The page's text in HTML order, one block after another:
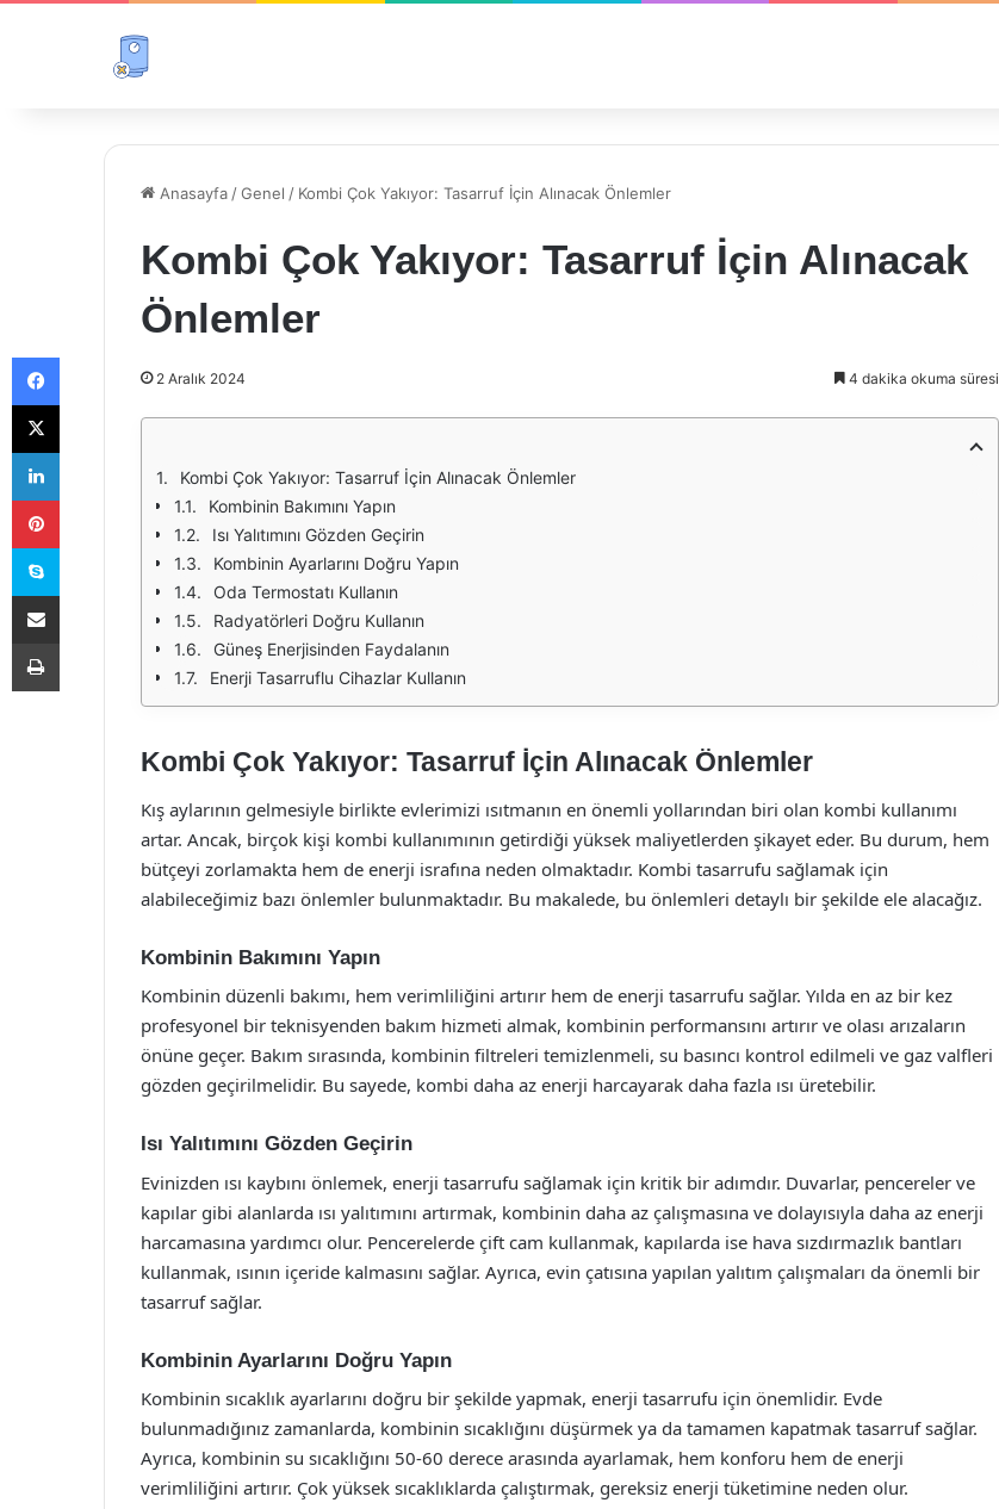
Anasayfa /Genel / Kombi Çok Yakıyor: Tasarruf İçin Alınacak Önlemler
Kombi Çok Yakıyor: Tasarruf İçin Alınacak
Önlemler
2 Aralık 2024 4 dakika okuma süresi
Kombi Çok Yakıyor: Tasarruf İçin Alınacak Önlemler
Kombinin Bakımını Yapın
Isı Yalıtımını Gözden Geçirin
Kombinin Ayarlarını Doğru Yapın
Oda Termostatı Kullanın
Radyatörleri Doğru Kullanın
Güneş Enerjisinden Faydalanın
Enerji Tasarruflu Cihazlar Kullanın
Kombi Çok Yakıyor: Tasarruf İçin Alınacak Önlemler
Kış aylarının gelmesiyle birlikte evlerimizi ısıtmanın en önemli yollarından biri olan kombi kullanımı
artar. Ancak, birçok kişi kombi kullanımının getirdiği yüksek maliyetlerden şikayet eder. Bu durum, hem
bütçeyi zorlamakta hem de enerji israfına neden olmaktadır. Kombi tasarrufu sağlamak için
alabileceğimiz bazı önlemler bulunmaktadır. Bu makalede, bu önlemleri detaylı bir şekilde ele alacağız.
Kombinin Bakımını Yapın
Kombinin düzenli bakımı, hem verimliliğini artırır hem de enerji tasarrufu sağlar. Yılda en az bir kez
profesyonel bir teknisyenden bakım hizmeti almak, kombinin performansını artırır ve olası arızaların
önüne geçer. Bakım sırasında, kombinin filtreleri temizlenmeli, su basıncı kontrol edilmeli ve gaz valfleri
gözden geçirilmelidir. Bu sayede, kombi daha az enerji harcayarak daha fazla ısı üretebilir.
Isı Yalıtımını Gözden Geçirin
Evinizden ısı kaybını önlemek, enerji tasarrufu sağlamak için kritik bir adımdır. Duvarlar, pencereler ve
kapılar gibi alanlarda ısı yalıtımını artırmak, kombinin daha az çalışmasına ve dolayısıyla daha az enerji
harcamasına yardımcı olur. Pencerelerde çift cam kullanmak, kapılarda ise hava sızdırmazlık bantları
kullanmak, ısının içeride kalmasını sağlar. Ayrıca, evin çatısına yapılan yalıtım çalışmaları da önemli bir
tasarruf sağlar.
Kombinin Ayarlarını Doğru Yapın
Kombinin sıcaklık ayarlarını doğru bir şekilde yapmak, enerji tasarrufu için önemlidir. Evde
bulunmadığınız zamanlarda, kombinin sıcaklığını düşürmek ya da tamamen kapatmak tasarruf sağlar.
Ayrıca, kombinin su sıcaklığını 50-60 derece arasında ayarlamak, hem konforu hem de enerji
verimliliğini artırır. Çok yüksek sıcaklıklarda çalıştırmak, gereksiz enerji tüketimine neden olur.
Facebook
X
LinkedIn
Pinterest
Skype
E-Posta ile paylaş